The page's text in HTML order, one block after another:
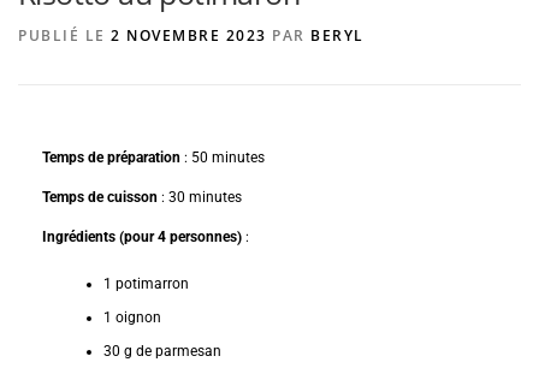
PUBLIÉ LE 2 NOVEMBRE 2023 PAR BERYL
Temps de préparation : 50 minutes
Temps de cuisson : 30 minutes
Ingrédients (pour 4 personnes) :
1 potimarron
1 oignon
30 g de parmesan